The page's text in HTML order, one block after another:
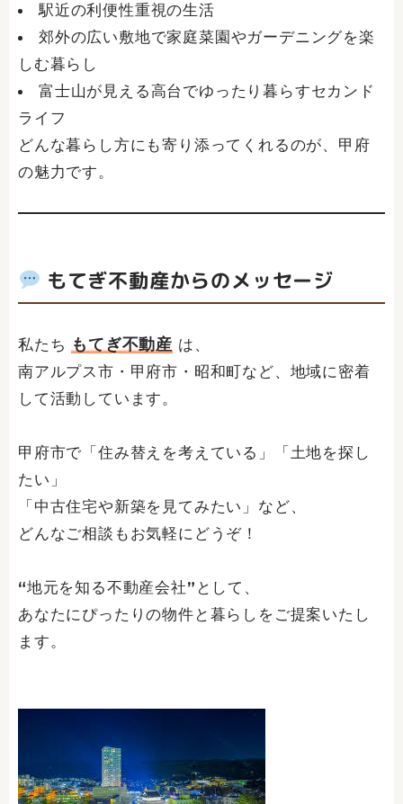
駅近の利便性重視の生活
郊外の広い敷地で家庭菜園やガーデニングを楽
しむ暮らし
富士山が見える高台でゆったり暮らすセカンド
ライフ
どんな暮らし方にも寄り添ってくれるのが、甲府
の魅力です。
もてぎ不動産からのメッセージ
私たち もてぎ不動産 は、
南アルプス市・甲府市・昭和町など、地域に密着
して活動しています。
甲府市で「住み替えを考えている」「土地を探し
たい」
「中古住宅や新築を見てみたい」など、
どんなご相談もお気軽にどうぞ！
“地元を知る不動産会社”として、
あなたにぴったりの物件と暮らしをご提案いたし
ます。